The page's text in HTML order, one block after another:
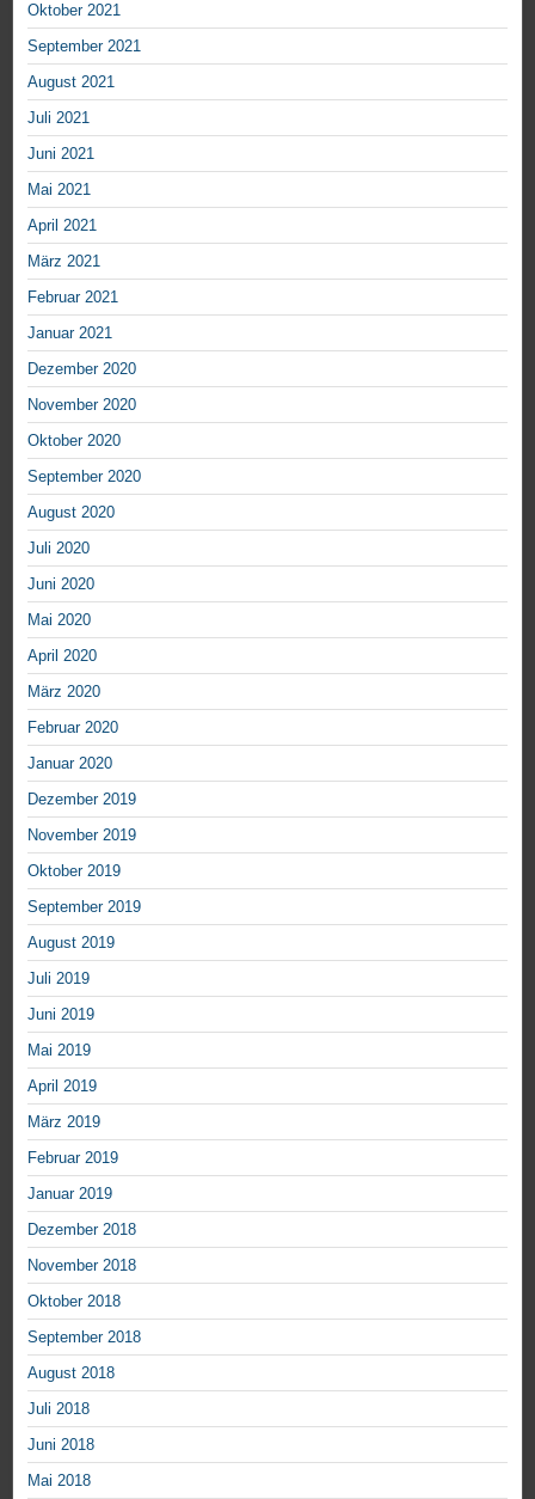
Oktober 2021
September 2021
August 2021
Juli 2021
Juni 2021
Mai 2021
April 2021
März 2021
Februar 2021
Januar 2021
Dezember 2020
November 2020
Oktober 2020
September 2020
August 2020
Juli 2020
Juni 2020
Mai 2020
April 2020
März 2020
Februar 2020
Januar 2020
Dezember 2019
November 2019
Oktober 2019
September 2019
August 2019
Juli 2019
Juni 2019
Mai 2019
April 2019
März 2019
Februar 2019
Januar 2019
Dezember 2018
November 2018
Oktober 2018
September 2018
August 2018
Juli 2018
Juni 2018
Mai 2018